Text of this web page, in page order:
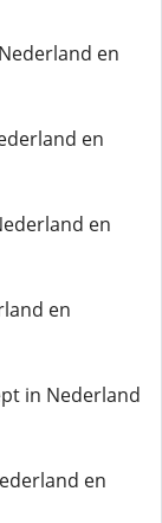
en
en
en
en
in Nederland
en